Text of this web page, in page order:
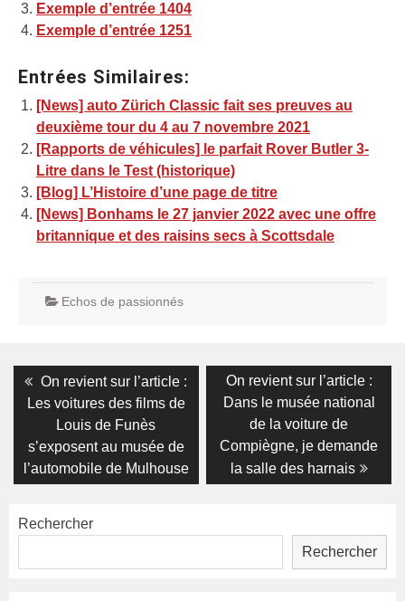
Exemple d’entrée 1404
Exemple d’entrée 1251
Entrées Similaires:
[News] auto Zürich Classic fait ses preuves au
deuxième tour du 4 au 7 novembre 2021
[Rapports de véhicules] le parfait Rover Butler 3-
Litre dans le Test (historique)
[Blog] L’Histoire d’une page de titre
[News] Bonhams le 27 janvier 2022 avec une offre
britannique et des raisins secs à Scottsdale
Echos de passionnés
Navigation
de
l’article
Previous
post:
On revient sur l’article :
Les voitures des films de
Louis de Funès
s’exposent au musée de
l’automobile de Mulhouse
Next
post:
On revient sur l’article :
Dans le musée national
de la voiture de
Compiègne, je demande
la salle des harnais
Rechercher
Rechercher